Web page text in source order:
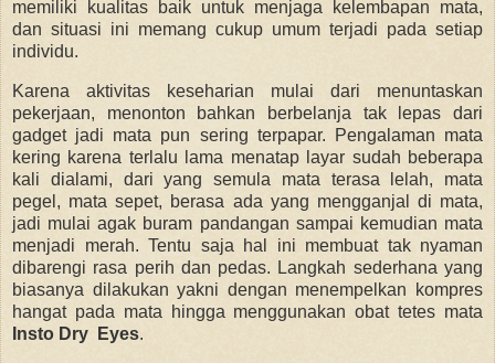
memiliki kualitas baik untuk menjaga kelembapan mata,
dan situasi ini memang cukup umum terjadi pada setiap
individu.
Karena aktivitas keseharian mulai dari menuntaskan
pekerjaan, menonton bahkan berbelanja tak lepas dari
gadget jadi mata pun sering terpapar. Pengalaman mata
kering karena terlalu lama menatap layar sudah beberapa
kali dialami, dari yang semula mata terasa lelah, mata
pegel, mata sepet, berasa ada yang mengganjal di mata,
jadi mulai agak buram pandangan sampai kemudian mata
menjadi merah. Tentu saja hal ini membuat tak nyaman
dibarengi rasa perih dan pedas. Langkah sederhana yang
biasanya dilakukan yakni dengan menempelkan kompres
hangat pada mata hingga menggunakan obat tetes mata
Insto Dry Eyes.